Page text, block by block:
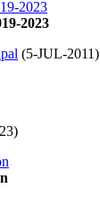
2023
(5-JUL-2011)
)